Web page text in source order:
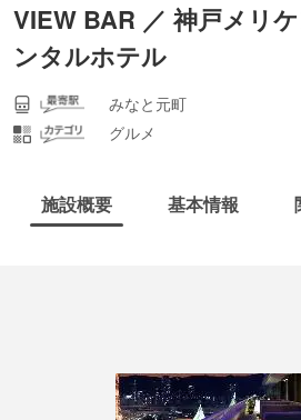
VIEW BAR ／ 神戸メリ
ンタルホテル
みなと元町
グルメ
施設概要 基本情報